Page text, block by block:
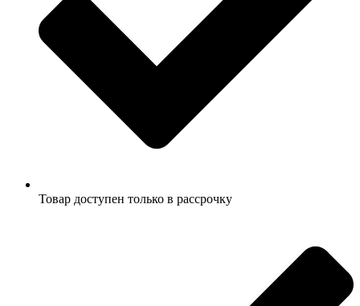
Товар доступен только в рассрочку